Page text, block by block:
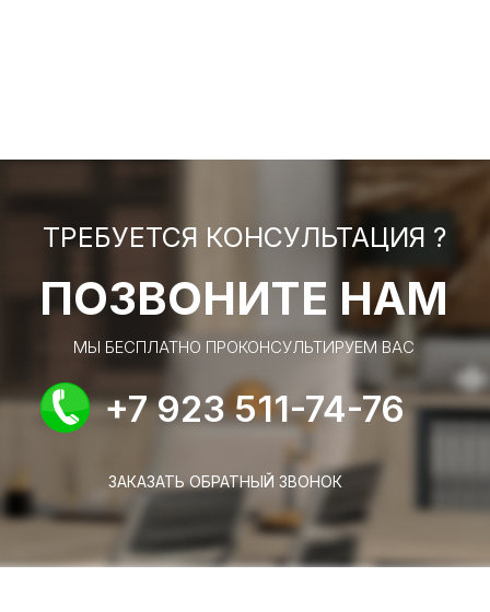
ТРЕБУЕТСЯ КОНСУЛЬТАЦИЯ ?
ПОЗВОНИТЕ НАМ
МЫ БЕСПЛАТНО ПРОКОНСУЛЬТИРУЕМ ВАС
+7 923 511-74-76
ЗАКАЗАТЬ ОБРАТНЫЙ ЗВОНОК